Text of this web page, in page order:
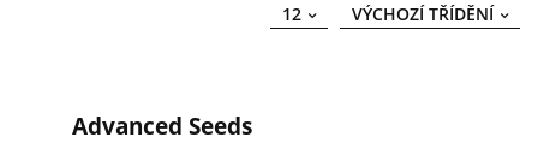
VÝCHOZÍ TŘÍDĚNÍ
12
Advanced Seeds